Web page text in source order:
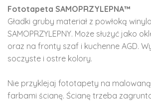
Fototapeta SAMOPRZYLEPNA™
Gładki gruby materiał z powłoką
SAMOPRZYLEPNY. Może służyć jako
oraz na fronty szaf i kuchenne AGD.
soczyste i ostre kolory.
Nie przyklejaj fototapety na
farbami ścianę. Ścianę trzeba